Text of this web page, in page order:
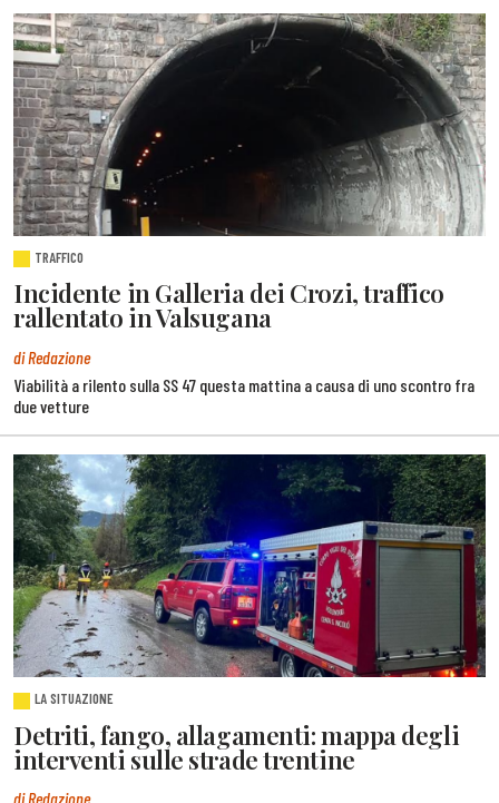
TRAFFICO
Incidente in Galleria dei Crozi, traffico
rallentato in Valsugana
di Redazione
Viabilità a rilento sulla SS 47 questa mattina a causa di uno scontro fra
due vetture
LA SITUAZIONE
Detriti, fango, allagamenti: mappa degli
interventi sulle strade trentine
di Redazione